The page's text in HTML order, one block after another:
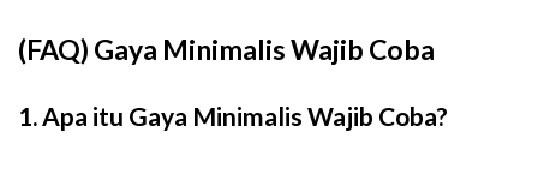
(FAQ) Gaya Minimalis Wajib Coba
1. Apa itu Gaya Minimalis Wajib Coba?